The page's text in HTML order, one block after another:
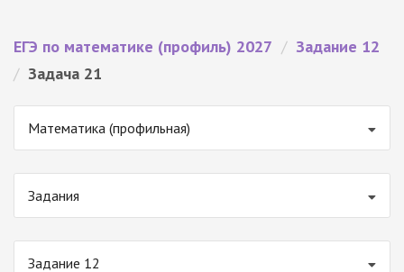
ЕГЭ по математике (профиль) 2027 / Задание 12
/ Задача 21
Математика (профильная)
Задания
Задание 12